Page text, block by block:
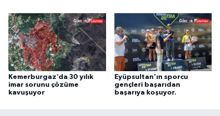
Kemerburgaz’da 30 yılık
imar sorunu çözüme
kavuşuyor
Eyüpsultan’ın sporcu
gençleri başarıdan
başarıya koşuyor.